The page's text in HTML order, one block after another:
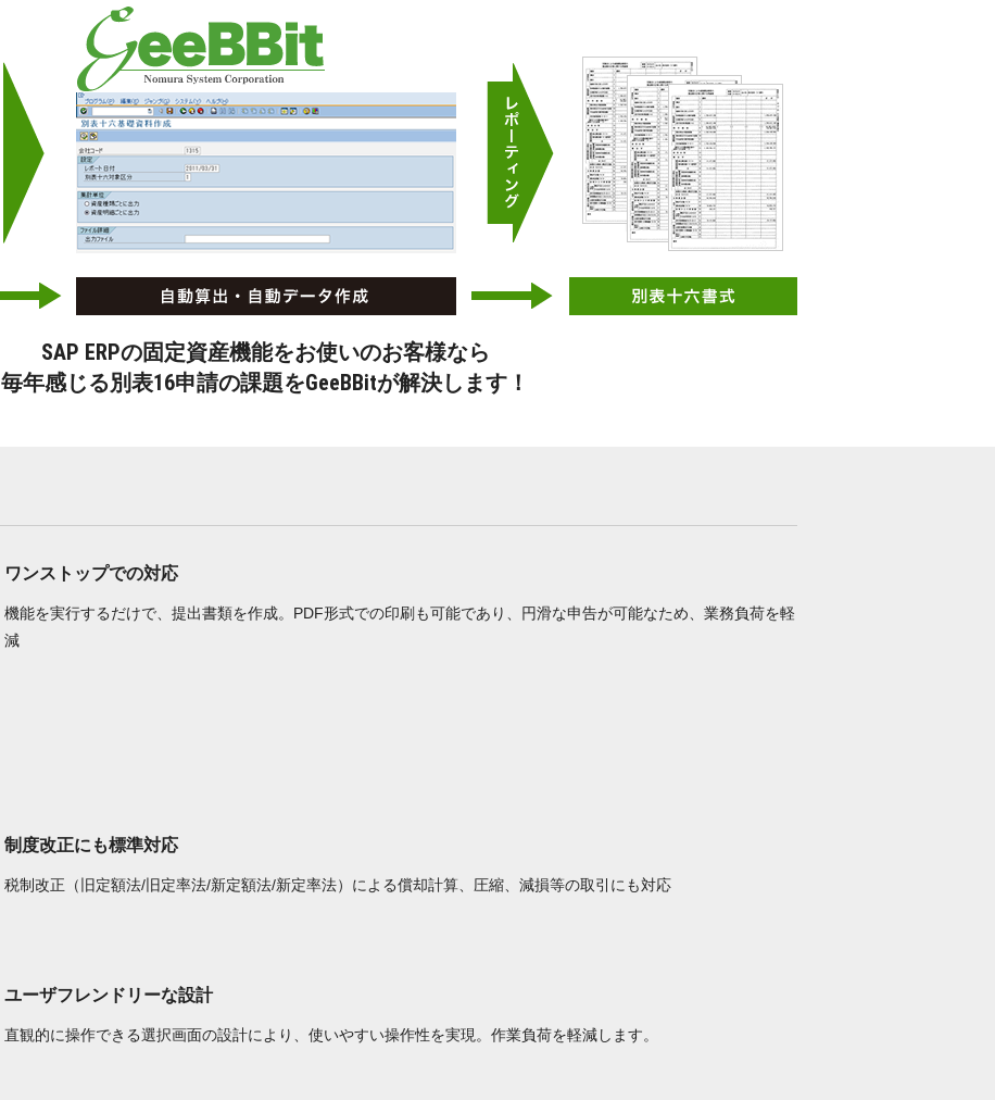
SAP ERPの固定資産機能をお使いのお客様なら
毎年感じる別表16申請の課題をGeeBBitが解決します！
ワンストップでの対応
機能を実行するだけで、提出書類を作成。PDF形式での印刷も可能であり、円滑な申告が可能なため、業務負荷を軽
減
制度改正にも標準対応
税制改正（旧定額法/旧定率法/新定額法/新定率法）による償却計算、圧縮、減損等の取引にも対応
ユーザフレンドリーな設計
直観的に操作できる選択画面の設計により、使いやすい操作性を実現。作業負荷を軽減します。